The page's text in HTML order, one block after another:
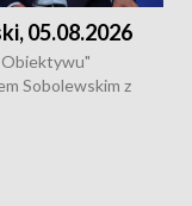
05.08.2026
Obiektywu"
Sobolewskim z